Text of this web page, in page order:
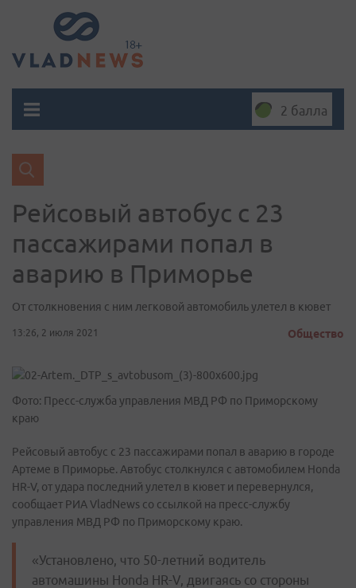
2 балла
Рейсовый автобус с 23
пассажирами попал в
аварию в Приморье
От столкновения с ним легковой автомобиль улетел в кювет
13:26, 2 июля 2021 Общество
Фото: Пресс-служба управления МВД РФ по Приморскому
краю
Рейсовый автобус с 23 пассажирами попал в аварию в городе
Артеме в Приморье. Автобус столкнулся с автомобилем Honda
HR-V, от удара последний улетел в кювет и перевернулся,
сообщает РИА VladNews со ссылкой на пресс-службу
управления МВД РФ по Приморскому краю.
«Установлено, что 50-летний водитель
автомашины Honda HR-V, двигаясь со стороны